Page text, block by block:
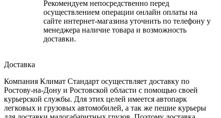
Рекомендуем непосредственно перед
осуществлением операции онлайн оплаты на
сайте интернет-магазина уточнить по телефону у
менеджера наличие товара и возможность
доставки.
Доставка
Компания Климат Стандарт осуществляет доставку по
Ростову-на-Дону и Ростовской области с помощью своей
курьерской службы. Для этих целей имеется автопарк
легковых и грузовых автомобилей, а так же пешие курьеры